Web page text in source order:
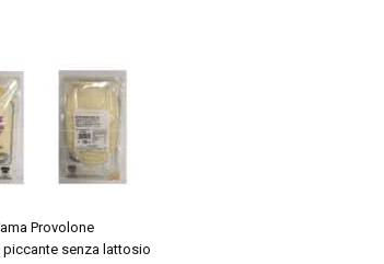
Provolone
piccante senza lattosio